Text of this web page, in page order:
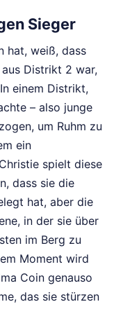
Sieger
hat, weiß, dass
Distrikt 2 war,
einem Distrikt,
– also junge
um Ruhm zu
ein
spielt diese
dass sie die
hat, aber die
in der sie über
im Berg zu
Moment wird
Coin genauso
das sie stürzen